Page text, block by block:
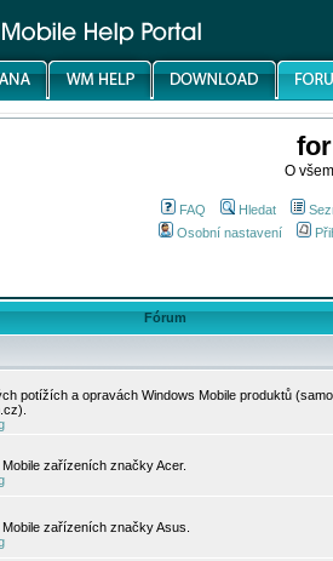
O
FAQ Hledat
Osobní nastavení
Fórum
potížích a opravách Windows Mobile produktů
zařízeních značky Acer.
zařízeních značky Asus.